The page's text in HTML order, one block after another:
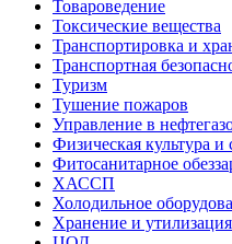
Товароведение
Токсические вещества
Транспортировка и
Транспортная
Туризм
Тушение пожаров
Управление в
Физическая культура и
Фитосанитарное
ХАССП
Холодильное
Хранение и